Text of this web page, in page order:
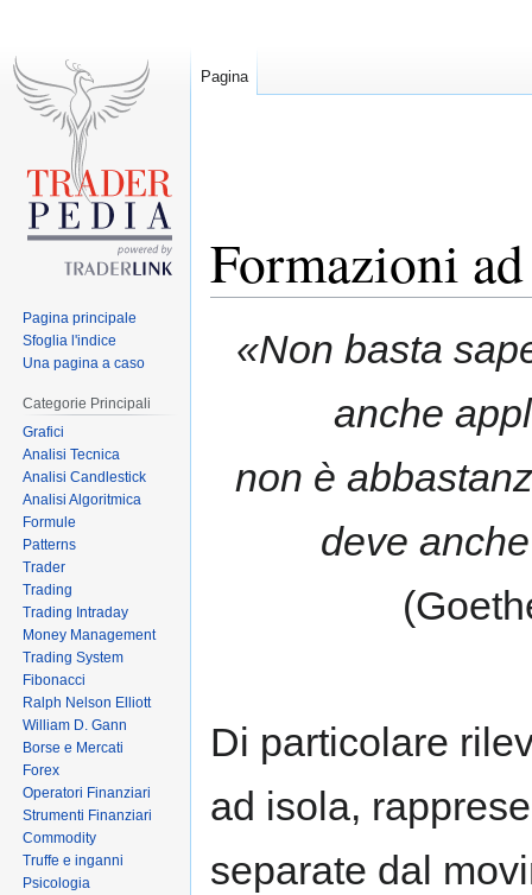
Formazioni
«Non basta
anche
non è
deve
Di particolare
ad isola,
separate dal
Pagina
Pagina principale
Sfoglia l'indice
Una pagina a caso
Categorie Principali
Grafici
Analisi Tecnica
Analisi Candlestick
Analisi Algoritmica
Formule
Patterns
Trader
Trading
Trading Intraday
Money Management
Trading System
Fibonacci
Ralph Nelson Elliott
William D. Gann
Borse e Mercati
Forex
Operatori Finanziari
Strumenti Finanziari
Commodity
Truffe e inganni
Psicologia